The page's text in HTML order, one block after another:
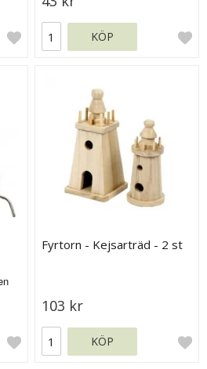
KÖP
Fyrtorn - Kejsarträd - 2 st
103 kr
KÖP